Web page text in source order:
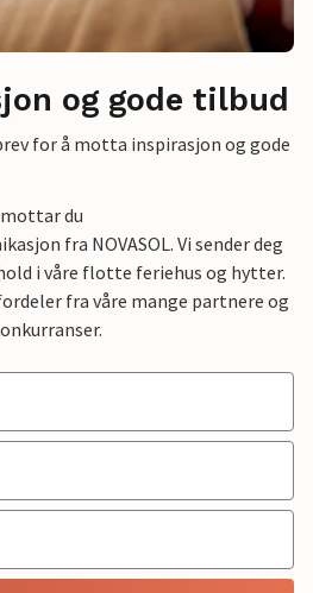
og gode tilbud
for å motta inspirasjon og gode
du
fra NOVASOL. Vi sender deg
i våre flotte feriehus og hytter.
fra våre mange partnere og